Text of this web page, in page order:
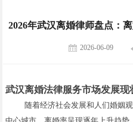
2026年武汉离婚律师盘点：
2026-06-09
武汉离婚法律服务市场发展现
随着经济社会发展和人们婚姻